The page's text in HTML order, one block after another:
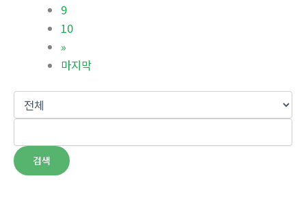
9
10
»
마지막
검색